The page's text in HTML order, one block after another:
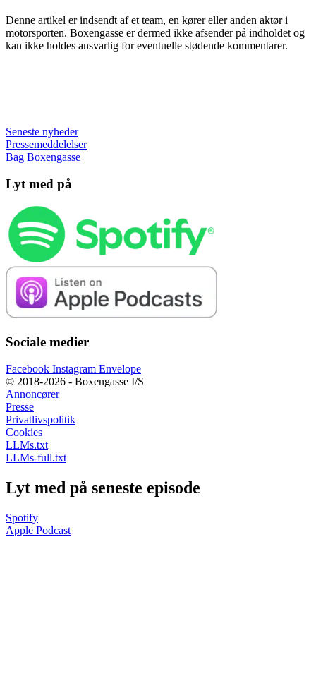
Denne artikel er indsendt af et team, en kører eller anden aktør i
motorsporten. Boxengasse er dermed ikke afsender på indholdet og
kan ikke holdes ansvarlig for eventuelle stødende kommentarer.
Seneste nyheder
Pressemeddelelser
Bag Boxengasse
Lyt med på
Sociale medier
Facebook Instagram Envelope
© 2018-2026 - Boxengasse I/S
Annoncører
Presse
Privatlivspolitik
Cookies
LLMs.txt
LLMs-full.txt
Lyt med på seneste episode
Spotify
Apple Podcast